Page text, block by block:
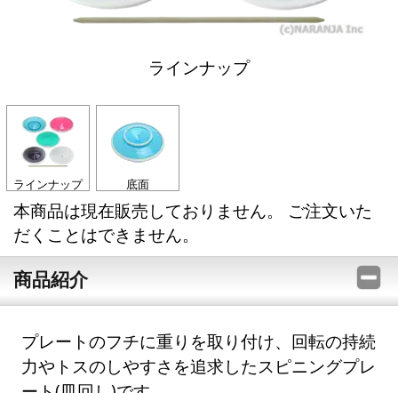
ラインナップ
ラインナップ 底面
本商品は現在販売しておりません。 ご注文いた
だくことはできません。
商品紹介
プレートのフチに重りを取り付け、回転の持続
力やトスのしやすさを追求したスピニングプレ